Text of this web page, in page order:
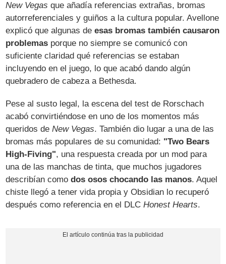
New Vegas que añadía referencias extrañas, bromas
autorreferenciales y guiños a la cultura popular. Avellone
explicó que algunas deesas bromas también causaron
problemas porque no siempre se comunicó con
suficiente claridad qué referencias se estaban
incluyendo en el juego, lo que acabó dando algún
quebradero de cabeza a Bethesda.
Pese al susto legal, la escena del test de Rorschach
acabó convirtiéndose en uno de los momentos más
queridos deNew Vegas. También dio lugar a una de las
bromas más populares de su comunidad: "Two Bears
High-Fiving", una respuesta creada por un mod para
una de las manchas de tinta, que muchos jugadores
describían comodos osos chocando las manos. Aquel
chiste llegó a tener vida propia y Obsidian lo recuperó
después como referencia en el DLCHonest Hearts.